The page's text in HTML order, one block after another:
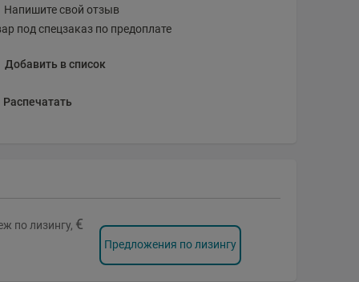
Напишите свой отзыв
под спецзаказ по предоплате
Добавить в список
Распечатать
по лизингу, €
Предложения по лизингу